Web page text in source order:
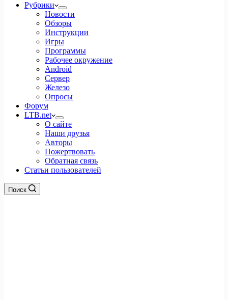
Рубрики
Новости
Обзоры
Инструкции
Игры
Программы
Рабочее окружение
Android
Сервер
Железо
Опросы
Форум
LTB.net
О сайте
Наши друзья
Авторы
Пожертвовать
Обратная связь
Статьи пользователей
Поиск